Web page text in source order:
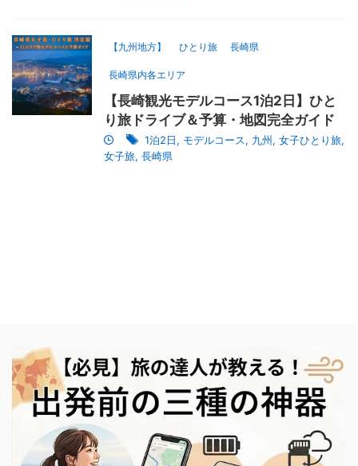
【九州地方】 ひとり旅 長崎県
長崎県内各エリア
【長崎観光モデルコース1泊2日】ひと
り旅ドライブ＆予算・地図完全ガイド
1泊2日, モデルコース, 九州, 女子ひとり旅,
女子旅, 長崎県